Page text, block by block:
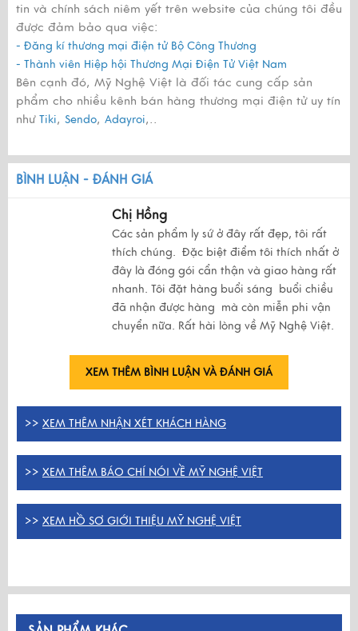
tin và chính sách niêm yết trên website của chúng tôi đều
được đảm bảo qua việc:
- Đăng kí thương mại điện tử Bộ Công Thương
- Thành viên Hiệp hội Thương Mại Điện Tử Việt Nam
Bên cạnh đó, Mỹ Nghệ Việt là đối tác cung cấp sản
phẩm cho nhiều kênh bán hàng thương mại điện tử uy tín
như Tiki, Sendo, Adayroi,..
BÌNH LUẬN - ĐÁNH GIÁ
Chị Hồng
Các sản phẩm ly sứ ở đây rất đẹp, tôi rất
thích chúng. Đặc biệt điểm tôi thích nhất ở
đây là đóng gói cẩn thận và giao hàng rất
nhanh. Tôi đặt hàng buổi sáng buổi chiều
đã nhận được hàng mà còn miễn phi vận
chuyển nữa. Rất hài lòng về Mỹ Nghệ Việt.
XEM THÊM BÌNH LUẬN VÀ ĐÁNH GIÁ
>> XEM THÊM NHẬN XÉT KHÁCH HÀNG
>> XEM THÊM BÁO CHÍ NÓI VỀ MỸ NGHỆ VIỆT
>> XEM HỒ SƠ GIỚI THIỆU MỸ NGHỆ VIỆT